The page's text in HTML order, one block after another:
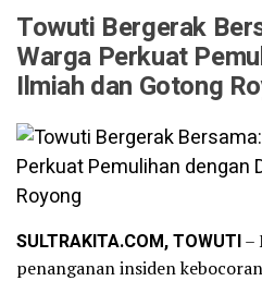
Towuti Bergerak
Warga Perkuat
Ilmiah dan Gotong
SULTRAKITA.COM, TOWUTI–
penanganan insiden